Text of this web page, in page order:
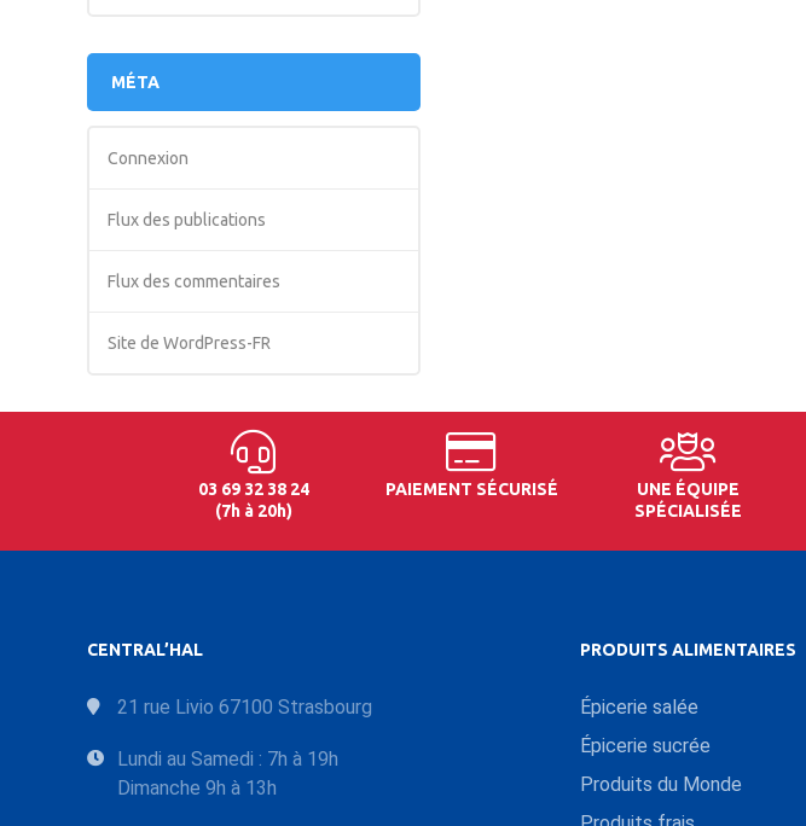
MÉTA
Connexion
Flux des publications
Flux des commentaires
Site de WordPress-FR
03 69 32 38 24
(7h à 20h)
PAIEMENT SÉCURISÉ
UNE ÉQUIPE
SPÉCIALISÉE
CENTRAL’HAL
21 rue Livio 67100 Strasbourg
Lundi au Samedi : 7h à 19h
Dimanche 9h à 13h
PRODUITS ALIMENTAIRES
Épicerie salée
Épicerie sucrée
Produits du Monde